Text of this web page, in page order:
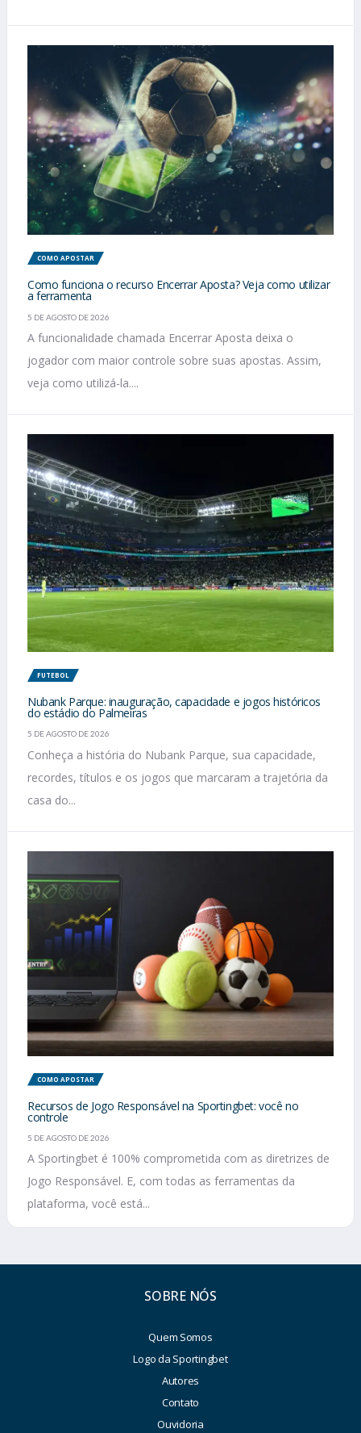
COMO APOSTAR
Como funciona o recurso Encerrar Aposta? Veja como utilizar
a ferramenta
5 DE AGOSTO DE 2026
A funcionalidade chamada Encerrar Aposta deixa o
jogador com maior controle sobre suas apostas. Assim,
veja como utilizá-la....
FUTEBOL
Nubank Parque: inauguração, capacidade e jogos históricos
do estádio do Palmeiras
5 DE AGOSTO DE 2026
Conheça a história do Nubank Parque, sua capacidade,
recordes, títulos e os jogos que marcaram a trajetória da
casa do...
COMO APOSTAR
Recursos de Jogo Responsável na Sportingbet: você no
controle
5 DE AGOSTO DE 2026
A Sportingbet é 100% comprometida com as diretrizes de
Jogo Responsável. E, com todas as ferramentas da
plataforma, você está...
SOBRE NÓS
Quem Somos
Logo da Sportingbet
Autores
Contato
Ouvidoria